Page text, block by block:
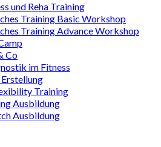
und Reha Training
Training Basic Workshop
Training Advance Workshop
Co
im Fitness
Training
Ausbildung
Ausbildung